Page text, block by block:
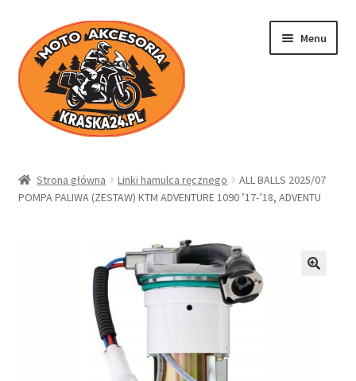
Przejdź
do
nawigacji
Przejdź
do
treści
Menu
Sklep
Polityka prywatności
Strona główna Linki hamulca ręcznego
ALL BALLS 2025/07
POMPA PALIWA (ZESTAW) KTM ADVENTURE 1090 ’17-’18, ADVENTU